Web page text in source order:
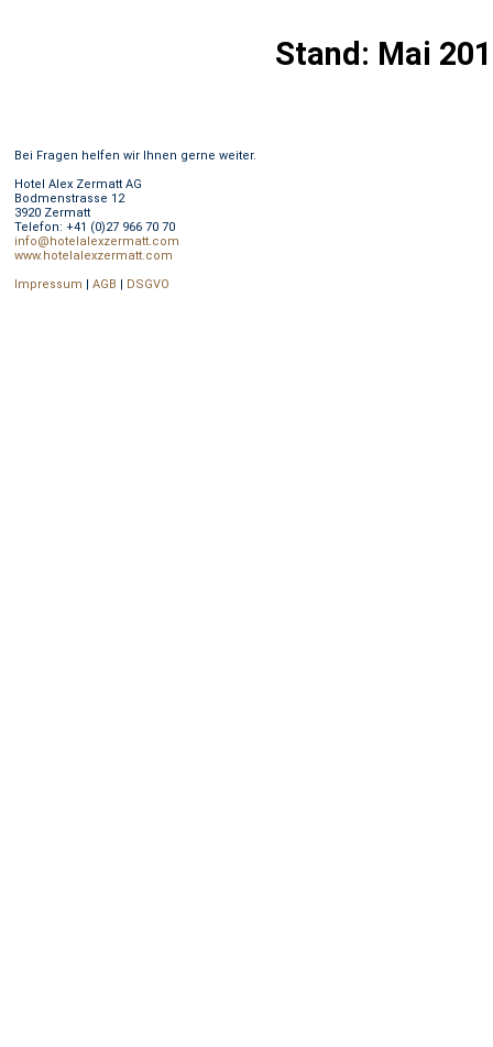
Stand: Mai
Bei Fragen helfen wir Ihnen gerne weiter.
Hotel Alex Zermatt AG
Bodmenstrasse 12
3920 Zermatt
Telefon: +41 (0)27 966 70 70
info@hotelalexzermatt.com
www.hotelalexzermatt.com
Impressum | AGB | DSGVO